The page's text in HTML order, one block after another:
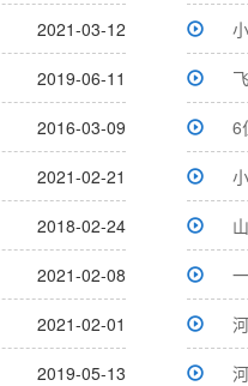
2021-03-12
2019-06-11
2016-03-09 6
2021-02-21
2018-02-24
2021-02-08
2021-02-01
2019-05-13